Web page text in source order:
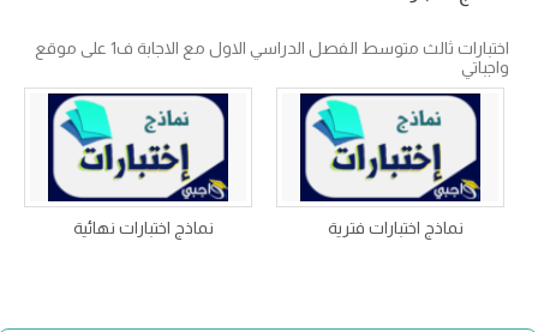
اختبارات ثالث متوسط الفصل الدراسي الاول مع الاجابة ف1 على موقع
واجباتي
نماذج اختبارات فترية نماذج اختبارات نهائية